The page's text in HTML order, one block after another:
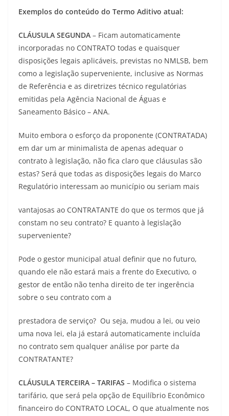
Exemplos do conteúdo do Termo Aditivo atual:
CLÁUSULA SEGUNDA – Ficam automaticamente
incorporadas no CONTRATO todas e quaisquer
disposições legais aplicáveis, previstas no NMLSB, bem
como a legislação superveniente, inclusive as Normas
de Referência e as diretrizes técnico regulatórias
emitidas pela Agência Nacional de Águas e
Saneamento Básico – ANA.
Muito embora o esforço da proponente (CONTRATADA)
em dar um ar minimalista de apenas adequar o
contrato à legislação, não fica claro que cláusulas são
estas? Será que todas as disposições legais do Marco
Regulatório interessam ao município ou seriam mais
vantajosas ao CONTRATANTE do que os termos que já
constam no seu contrato? E quanto à legislação
superveniente?
Pode o gestor municipal atual definir que no futuro,
quando ele não estará mais a frente do Executivo, o
gestor de então não tenha direito de ter ingerência
sobre o seu contrato com a
prestadora de serviço? Ou seja, mudou a lei, ou veio
uma nova lei, ela já estará automaticamente incluída
no contrato sem qualquer análise por parte da
CONTRATANTE?
CLÁUSULA TERCEIRA – TARIFAS – Modifica o sistema
tarifário, que será pela opção de Equilíbrio Econômico
financeiro do CONTRATO LOCAL, O que atualmente nos